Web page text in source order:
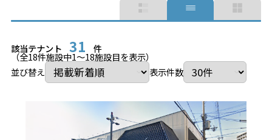
該当テナント 31 件
（全18件施設中1〜18施設目を表示）
並び替え
表示件数